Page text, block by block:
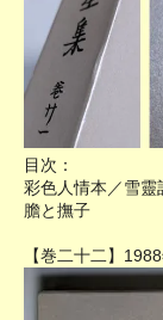
目次：
彩色人情本／雪靈
膽と撫子
【巻二十二】